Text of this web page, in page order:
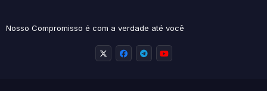
Nosso Compromisso é com a verdade até você